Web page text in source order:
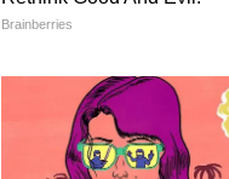
पंजाब के मुख्यमंत्री भगवंत
रही है। पहले RDF रोका
पाले में लेकर पंजाब की
जनाधार नहीं है, इसलिए